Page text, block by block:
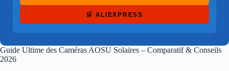
🛒 ALIEXPRESS
Guide Ultime des Caméras AOSU Solaires – Comparatif & Conseils
2026